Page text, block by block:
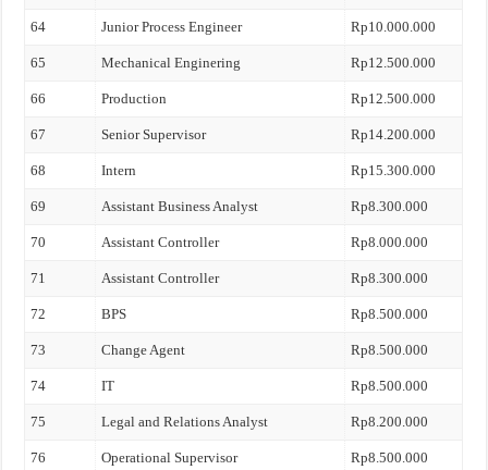
64 Junior Process Engineer Rp10.000.000
65 Mechanical Enginering Rp12.500.000
66 Production Rp12.500.000
67 Senior Supervisor Rp14.200.000
68 Intern Rp15.300.000
69 Assistant Business Analyst Rp8.300.000
70 Assistant Controller Rp8.000.000
71 Assistant Controller Rp8.300.000
72 BPS Rp8.500.000
73 Change Agent Rp8.500.000
74 IT Rp8.500.000
75 Legal and Relations Analyst Rp8.200.000
76 Operational Supervisor Rp8.500.000